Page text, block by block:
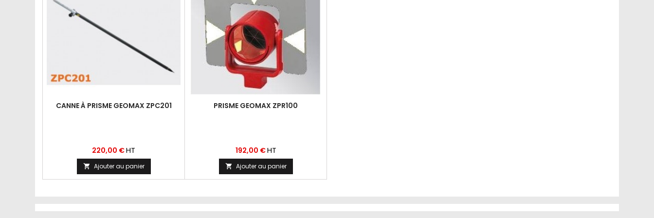
CANNE À PRISME GEOMAX ZPC201
Prix
220,00 €HT
 Ajouter au panier
PRISME GEOMAX ZPR100
Prix
192,00 €HT
 Ajouter au panier